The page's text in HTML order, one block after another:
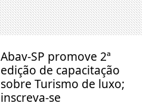
Abav-SP promove 2ª
edição de capacitação
sobre Turismo de luxo;
inscreva-se